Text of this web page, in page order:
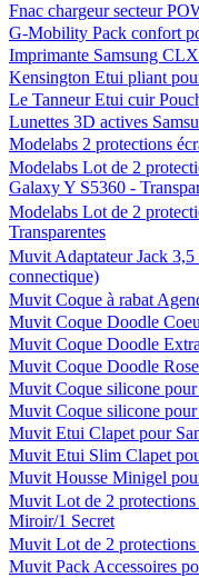
Fnac chargeur secteur
G-Mobility Pack confort
Imprimante Samsung
Kensington Etui pliant
Le Tanneur Etui cuir
Lunettes 3D actives
Modelabs 2 protections
Modelabs Lot de 2
Galaxy Y S5360 -
Modelabs Lot de 2
Transparentes
Muvit Adaptateur Jack 3,5
connectique)
Muvit Coque à rabat
Muvit Coque Doodle
Muvit Coque Doodle
Muvit Coque Doodle
Muvit Coque silicone
Muvit Coque silicone
Muvit Etui Clapet pour
Muvit Etui Slim Clapet
Muvit Housse Minigel
Muvit Lot de 2 protections
Miroir/1 Secret
Muvit Lot de 2 protections
Muvit Pack Accessoires